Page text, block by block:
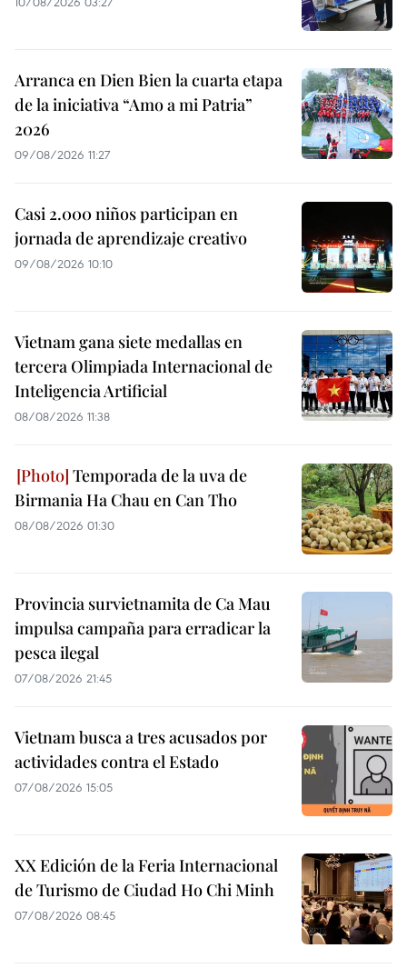
Arranca en Dien Bien la cuarta etapa
de la iniciativa “Amo a mi Patria”
2026
09/08/2026 11:27
Casi 2.000 niños participan en
jornada de aprendizaje creativo
09/08/2026 10:10
Vietnam gana siete medallas en
tercera Olimpiada Internacional de
Inteligencia Artificial
08/08/2026 11:38
Temporada de la uva de
Birmania Ha Chau en Can Tho
08/08/2026 01:30
Provincia survietnamita de Ca Mau
impulsa campaña para erradicar la
pesca ilegal
07/08/2026 21:45
Vietnam busca a tres acusados por
actividades contra el Estado
07/08/2026 15:05
XX Edición de la Feria Internacional
de Turismo de Ciudad Ho Chi Minh
07/08/2026 08:45